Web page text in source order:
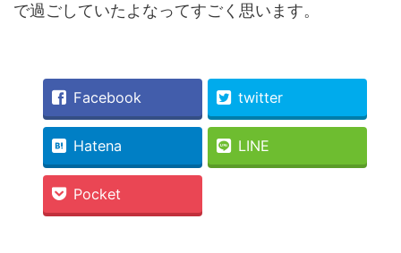
で過ごしていたよなってすごく思います。
Facebook twitter
Hatena LINE
Pocket